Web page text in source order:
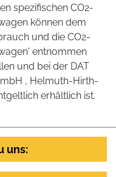
spezifischen CO2-
können dem
und die CO2-
entnommen
und bei der DAT
, Helmuth-Hirth-
erhältlich ist.
uns: